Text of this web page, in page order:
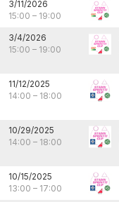
3/11/2026
15:00 – 19:00
3/4/2026
15:00 – 19:00
11/12/2025
14:00 – 18:00
10/29/2025
14:00 – 18:00
10/15/2025
13:00 – 17:00